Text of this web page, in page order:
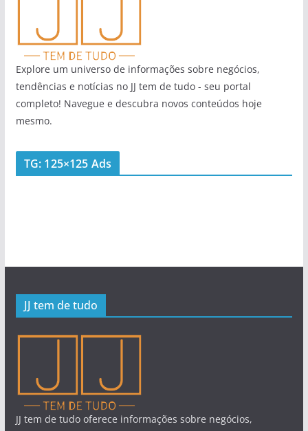
Explore um universo de informações sobre negócios,
tendências e notícias no JJ tem de tudo - seu portal
completo! Navegue e descubra novos conteúdos hoje
mesmo.
TG: 125×125 Ads
JJ tem de tudo
JJ tem de tudo oferece informações sobre negócios,